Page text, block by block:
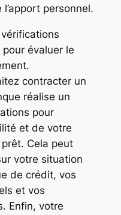
personnel.
évaluer le
contracter un
réalise un
pour
et de votre
Cela peut
votre situation
de crédit, vos
et vos
Enfin, votre